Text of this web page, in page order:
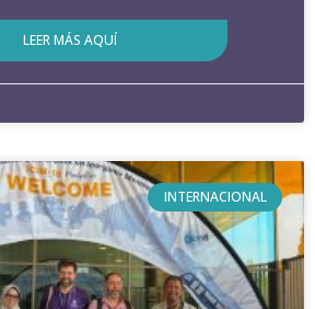
LEER MÁS AQUÍ
INTERNACIONAL